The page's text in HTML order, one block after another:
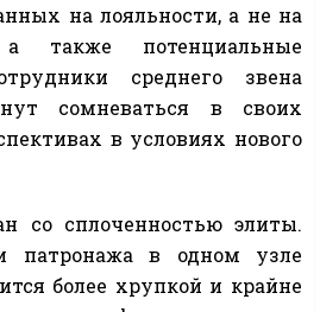
на лояльности, а не на
а также потенциальные
среднего звена
сомневаться в своих
в условиях нового
со сплоченностью элиты.
патронажа в одном узле
более хрупкой и крайне